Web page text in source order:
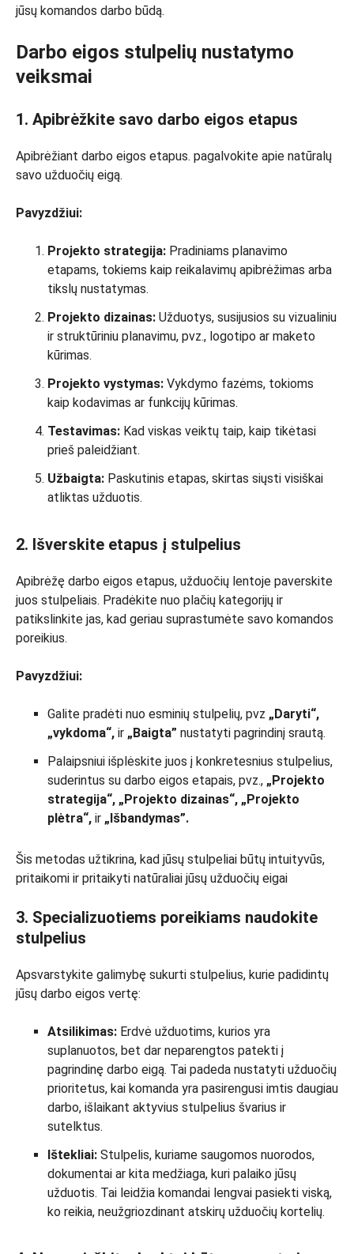
jūsų komandos darbo būdą.
Darbo eigos stulpelių nustatymo
veiksmai
1. Apibrėžkite savo darbo eigos etapus
Apibrėžiant darbo eigos etapus. pagalvokite apie natūralų
savo užduočių eigą.
Pavyzdžiui:
Projekto strategija: Pradiniams planavimo
etapams, tokiems kaip reikalavimų apibrėžimas arba
tikslų nustatymas.
Projekto dizainas: Užduotys, susijusios su vizualiniu
ir struktūriniu planavimu, pvz., logotipo ar maketo
kūrimas.
Projekto vystymas: Vykdymo fazėms, tokioms
kaip kodavimas ar funkcijų kūrimas.
Testavimas: Kad viskas veiktų taip, kaip tikėtasi
prieš paleidžiant.
Užbaigta: Paskutinis etapas, skirtas siųsti visiškai
atliktas užduotis.
2. Išverskite etapus į stulpelius
Apibrėžę darbo eigos etapus, užduočių lentoje paverskite
juos stulpeliais. Pradėkite nuo plačių kategorijų ir
patikslinkite jas, kad geriau suprastumėte savo komandos
poreikius.
Pavyzdžiui:
Galite pradėti nuo esminių stulpelių, pvz „Daryti“,
„vykdoma“, ir „Baigta” nustatyti pagrindinį srautą.
Palaipsniui išplėskite juos į konkretesnius stulpelius,
suderintus su darbo eigos etapais, pvz., „Projekto
strategija“, „Projekto dizainas“, „Projekto
plėtra“, ir „Išbandymas”.
Šis metodas užtikrina, kad jūsų stulpeliai būtų intuityvūs,
pritaikomi ir pritaikyti natūraliai jūsų užduočių eigai
3. Specializuotiems poreikiams naudokite
stulpelius
Apsvarstykite galimybę sukurti stulpelius, kurie padidintų
jūsų darbo eigos vertę:
Atsilikimas: Erdvė užduotims, kurios yra
suplanuotos, bet dar neparengtos patekti į
pagrindinę darbo eigą. Tai padeda nustatyti užduočių
prioritetus, kai komanda yra pasirengusi imtis daugiau
darbo, išlaikant aktyvius stulpelius švarius ir
sutelktus.
Ištekliai: Stulpelis, kuriame saugomos nuorodos,
dokumentai ar kita medžiaga, kuri palaiko jūsų
užduotis. Tai leidžia komandai lengvai pasiekti viską,
ko reikia, neužgriozdinant atskirų užduočių kortelių.